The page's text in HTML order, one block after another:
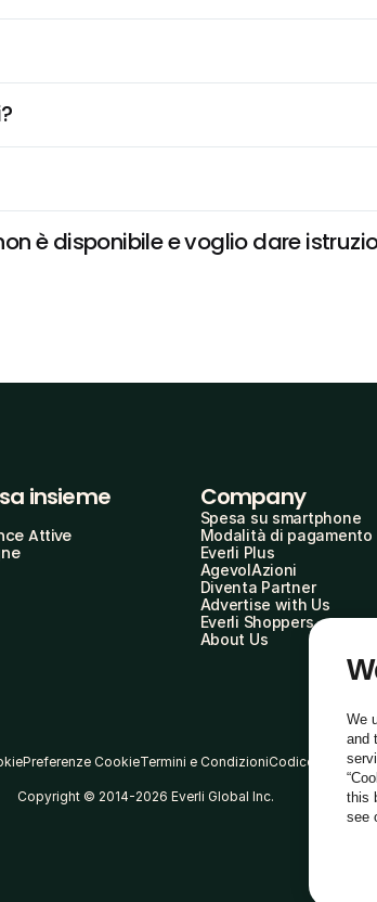
è disponibile e voglio dare
insieme
Attive
Company
Spesa su smartphone
Modalità di pagamento
Everli Plus
AgevolAzioni
Diventa Partner
Advertise with Us
Everli Shoppers
About Us
Preferenze CookieTermini e CondizioniCodice Etico
Copyright © 2014-2026 Everli Global Inc.
We
and
this
see